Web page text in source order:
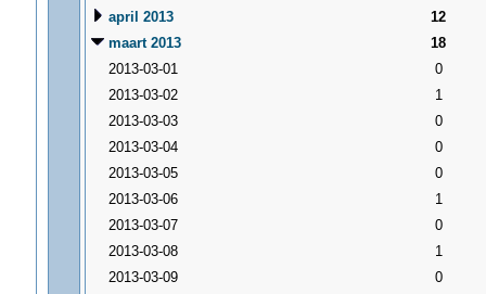
april 2013
12
maart 2013
18
2013-03-01
0
2013-03-02
1
2013-03-03
0
2013-03-04
0
2013-03-05
0
2013-03-06
1
2013-03-07
0
2013-03-08
1
2013-03-09
0